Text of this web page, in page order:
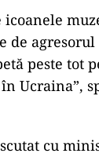
de agresorul
peste tot
Ucraina”,
cu